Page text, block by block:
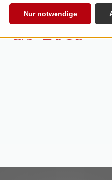
Co 2013
Nur notwendige